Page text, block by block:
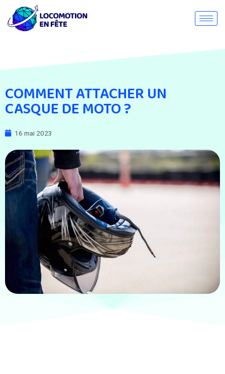
COMMENT ATTACHER UN
CASQUE DE MOTO ?
16 mai 2023